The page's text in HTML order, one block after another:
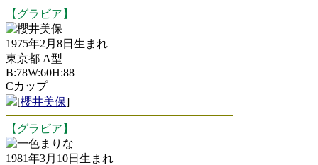
【グラビア】
櫻井美保
1975年2月8日生まれ
東京都 A型
B:78W:60H:88
Cカップ
[櫻井美保]
【グラビア】
一色まりな
1981年3月10日生まれ